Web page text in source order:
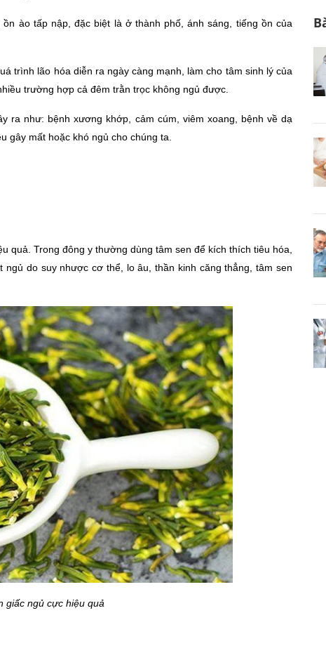
ào tấp nập, đặc biệt là ở thành phố, ánh sáng, tiếng ồn của
trình lão hóa diễn ra ngày càng mạnh, làm cho tâm sinh lý của
trường hợp cả đêm trằn trọc không ngủ được.
ra như: bệnh xương khớp, cảm cúm, viêm xoang, bệnh về dạ
mất hoặc khó ngủ cho chúng ta.
quả. Trong đông y thường dùng tâm sen để kích thích tiêu hóa,
do suy nhược cơ thể, lo âu, thần kinh căng thẳng, tâm sen
giấc ngủ cực hiệu quả